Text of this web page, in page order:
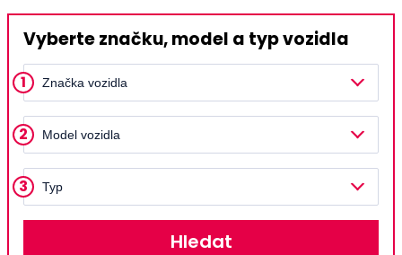
Vyberte značku, model a typ vozidla
1 Značka vozidla
2 Model vozidla
3 Typ
Hledat